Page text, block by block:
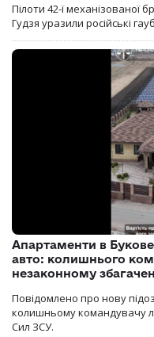
Пілоти 42-ї механізованої
Гудзя уразили російські
Апартаменти в
авто: колишнього
незаконному
Повідомлено про нову
колишньому командувачу
Сил ЗСУ.